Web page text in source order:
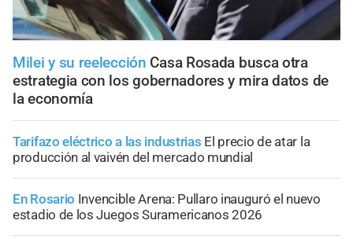
Milei y su reelección Casa Rosada busca otra
estrategia con los gobernadores y mira datos de
la economía
Tarifazo eléctrico a las industrias El precio de atar la
producción al vaivén del mercado mundial
En Rosario Invencible Arena: Pullaro inauguró el nuevo
estadio de los Juegos Suramericanos 2026